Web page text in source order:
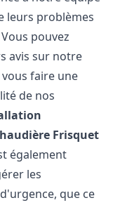
leurs problèmes
pouvez
avis sur notre
faire une
de nos
Frisquet
également
les
que ce